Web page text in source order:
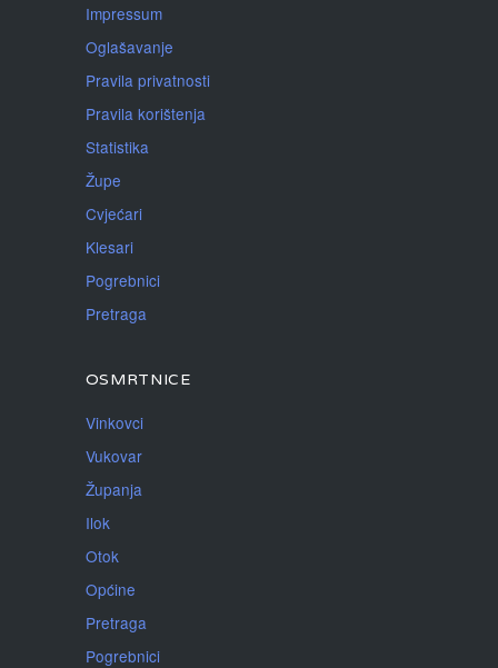
Impressum
Oglašavanje
Pravila privatnosti
Pravila korištenja
Statistika
Župe
Cvjećari
Klesari
Pogrebnici
Pretraga
OSMRTNICE
Vinkovci
Vukovar
Županja
Ilok
Otok
Općine
Pretraga
Pogrebnici